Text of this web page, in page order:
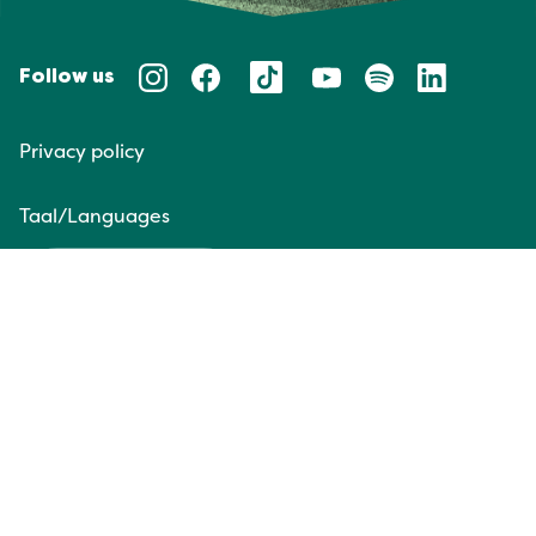
Follow us
Privacy policy
Taal/Languages